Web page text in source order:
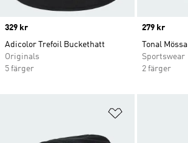
Price
329 kr
Adicolor Trefoil Buckethatt
Originals
5 färger
Price
279 kr
Tonal Mössa
Sportswear
2 färger